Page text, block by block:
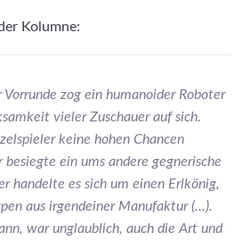
Kolumne:
Vorrunde zog ein humanoider Roboter
vieler Zuschauer auf sich.
keine hohen Chancen
besiegte ein ums andere gegnerische
handelte es sich um einen Erlkönig,
aus irgendeiner Manufaktur (...).
war unglaublich, auch die Art und